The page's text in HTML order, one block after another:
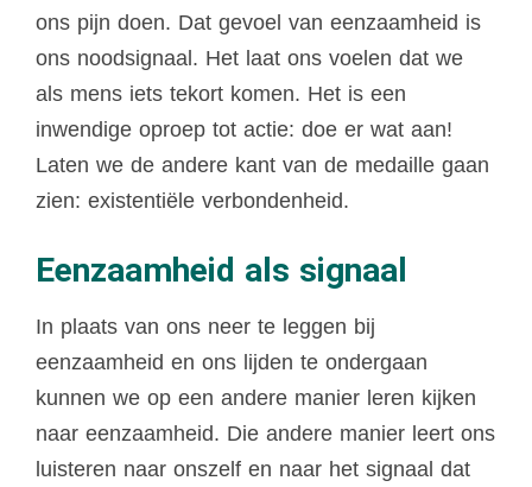
ons pijn doen. Dat gevoel van eenzaamheid is
ons noodsignaal. Het laat ons voelen dat we
als mens iets tekort komen. Het is een
inwendige oproep tot actie: doe er wat aan!
Laten we de andere kant van de medaille gaan
zien: existentiële verbondenheid.
Eenzaamheid als signaal
In plaats van ons neer te leggen bij
eenzaamheid en ons lijden te ondergaan
kunnen we op een andere manier leren kijken
naar eenzaamheid. Die andere manier leert ons
luisteren naar onszelf en naar het signaal dat